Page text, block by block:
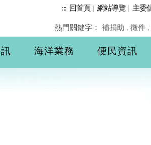
::: 回首頁| 網站導覽 | 主委
熱門關鍵字： 補捐助 , 徵件 ,
海洋業務 便民資訊